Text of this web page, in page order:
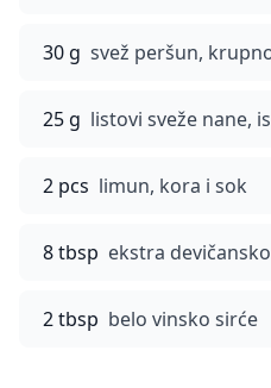
30 g svež peršun,
25 g listovi sveže nane,
2 pcs limun, kora i sok
8 tbsp ekstra
2 tbsp belo vinsko sirće